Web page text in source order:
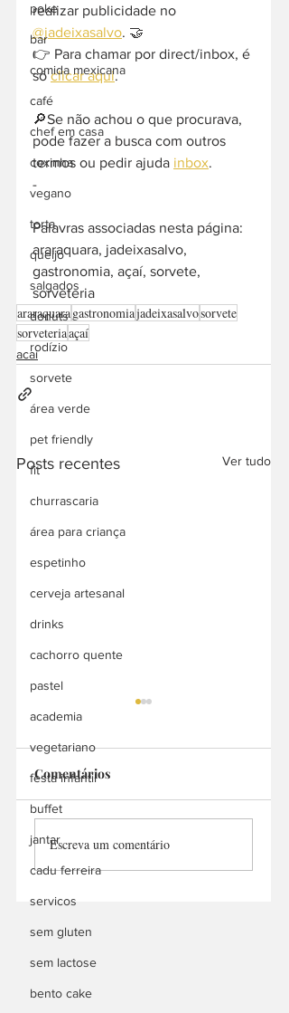
poke
bar
comida mexicana
café
chef em casa
coxinha
vegano
torta
queijo
salgados
donuts
rodízio
sorvete
área verde
pet friendly
fit
churrascaria
área para criança
espetinho
cerveja artesanal
drinks
cachorro quente
pastel
academia
vegetariano
festa infantil
buffet
jantar
cadu ferreira
servicos
sem gluten
sem lactose
bento cake
realizar publicidade no
@jadeixasalvo. 🤝
👉 Para chamar por direct/inbox, é
só clicar aqui.
🔎Se não achou o que procurava,
pode fazer a busca com outros
termos ou pedir ajuda inbox.
-
Palavras associadas nesta página:
araraquara, jadeixasalvo,
gastronomia, açaí, sorvete,
sorveteria
araraquaragastronomiajadeixasalvosorvete
sorveteriaaçaí
acai
Posts recentes Ver tudo
Mais Açai
Comentários
Escreva um comentário